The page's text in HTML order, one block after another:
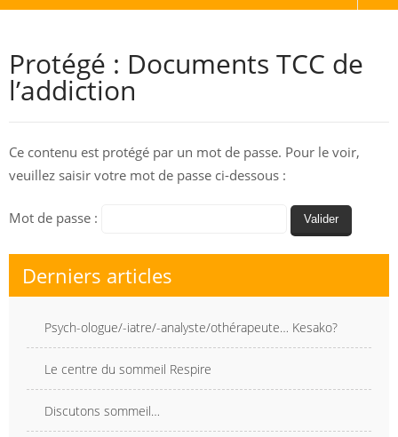
Protégé : Documents TCC de
l’addiction
Ce contenu est protégé par un mot de passe. Pour le voir,
veuillez saisir votre mot de passe ci-dessous :
Mot de passe :
Derniers articles
Psych-ologue/-iatre/-analyste/othérapeute… Kesako?
Le centre du sommeil Respire
Discutons sommeil…